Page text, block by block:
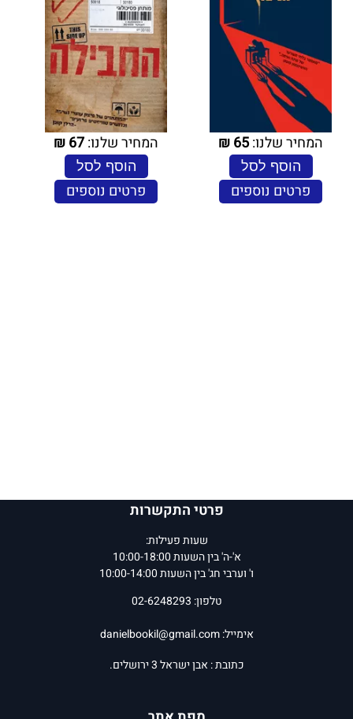
המחיר שלנו:65
₪
הוסף לסל
פרטים נוספים
המחיר שלנו:67
₪
הוסף לסל
פרטים נוספים
פרטי התקשרות
שעות פעילות:
א'-ה' בין השעות 10:00-18:00
ו' וערבי חג' בין השעות 10:00-14:00
טלפון: 02-6248293
אימייל:danielbookil@gmail.com
כתובת : אבן ישראל 3 ירושלים.